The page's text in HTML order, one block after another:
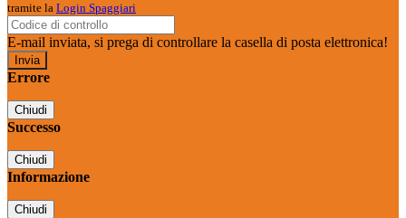
tramite la Login Spaggiari
E-mail inviata, si prega di controllare la casella di posta elettronica!
Errore
Chiudi
Successo
Chiudi
Informazione
Chiudi